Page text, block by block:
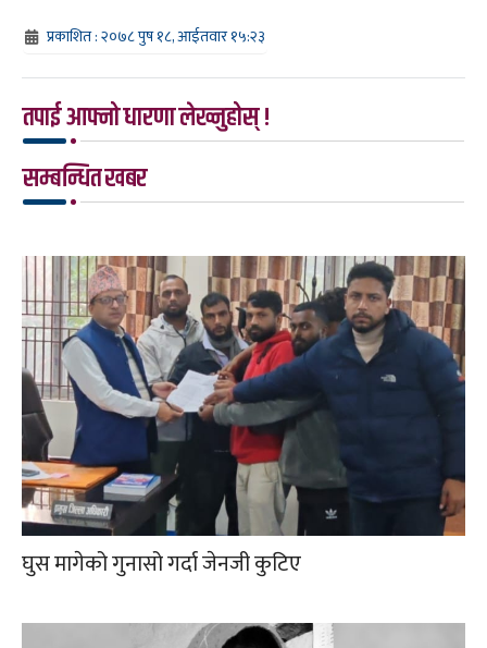
प्रकाशित : २०७८ पुष १८, आईतवार १५:२३
तपाई आफ्नो धारणा लेख्नुहोस् !
सम्बन्धित खबर
घुस मागेको गुनासो गर्दा जेनजी कुटिए